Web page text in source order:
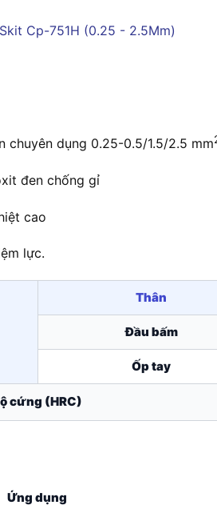
chuyên dụng 0.25-0.5/1.5/2.5 mm
đen chống gỉ
cao
lực.
Thân
Đầu bấm
Ốp tay
cứng (HRC)
Ứng dụng